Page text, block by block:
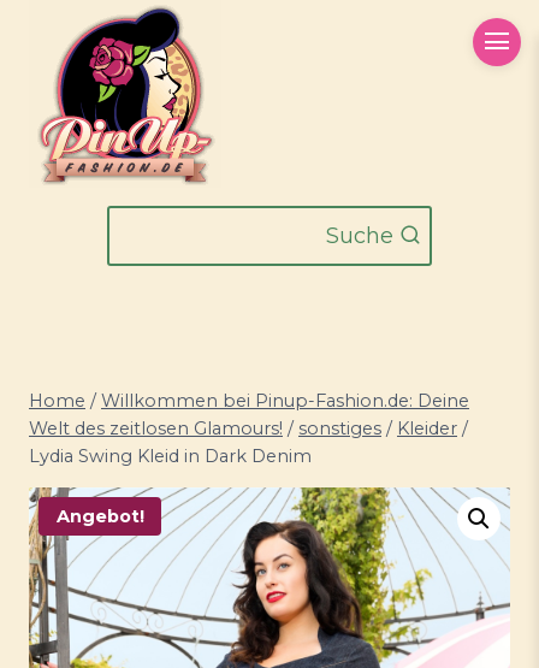
springen
Suche
Home / Willkommen bei Pinup-Fashion.de: Deine
Welt des zeitlosen Glamours! / sonstiges / Kleider /
Lydia Swing Kleid in Dark Denim
Angebot!